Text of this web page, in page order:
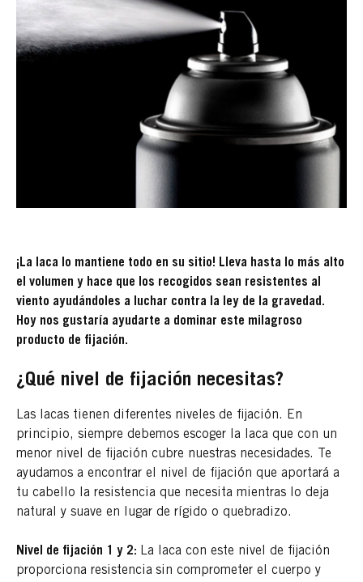
¡La laca lo mantiene todo en su sitio! Lleva hasta lo más alto
el volumen y hace que los recogidos sean resistentes al
viento ayudándoles a luchar contra la ley de la gravedad.
Hoy nos gustaría ayudarte a dominar este milagroso
producto de fijación.
¿Qué nivel de fijación necesitas?
Las lacas tienen diferentes niveles de fijación. En
principio, siempre debemos escoger la laca que con un
menor nivel de fijación cubre nuestras necesidades. Te
ayudamos a encontrar el nivel de fijación que aportará a
tu cabello la resistencia que necesita mientras lo deja
natural y suave en lugar de rígido o quebradizo.
Nivel de fijación 1 y 2: La laca con este nivel de fijación
proporciona resistencia sin comprometer el cuerpo y